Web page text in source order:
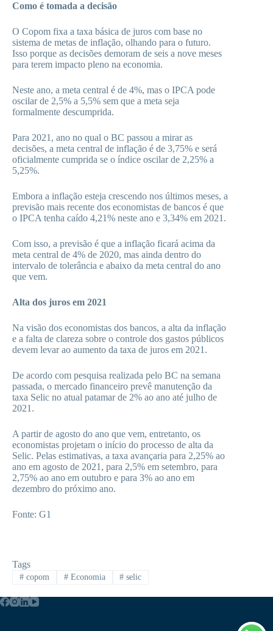
Como é tomada a decisão
O Copom fixa a taxa básica de juros com base no
sistema de metas de inflação, olhando para o futuro.
Isso porque as decisões demoram de seis a nove meses
para terem impacto pleno na economia.
Neste ano, a meta central é de 4%, mas o IPCA pode
oscilar de 2,5% a 5,5% sem que a meta seja
formalmente descumprida.
Para 2021, ano no qual o BC passou a mirar as
decisões, a meta central de inflação é de 3,75% e será
oficialmente cumprida se o índice oscilar de 2,25% a
5,25%.
Embora a inflação esteja crescendo nos últimos meses, a
previsão mais recente dos economistas de bancos é que
o IPCA tenha caído 4,21% neste ano e 3,34% em 2021.
Com isso, a previsão é que a inflação ficará acima da
meta central de 4% de 2020, mas ainda dentro do
intervalo de tolerância e abaixo da meta central do ano
que vem.
Alta dos juros em 2021
Na visão dos economistas dos bancos, a alta da inflação
e a falta de clareza sobre o controle dos gastos públicos
devem levar ao aumento da taxa de juros em 2021.
De acordo com pesquisa realizada pelo BC na semana
passada, o mercado financeiro prevê manutenção da
taxa Selic no atual patamar de 2% ao ano até julho de
2021.
A partir de agosto do ano que vem, entretanto, os
economistas projetam o início do processo de alta da
Selic. Pelas estimativas, a taxa avançaria para 2,25% ao
ano em agosto de 2021, para 2,5% em setembro, para
2,75% ao ano em outubro e para 3% ao ano em
dezembro do próximo ano.
Fonte: G1
Tags
#copom #Economia # selic